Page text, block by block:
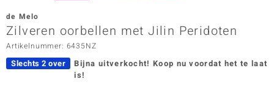
Vogue
in Italy
de Melo
Zilveren oorbellen met Jilin Peridoten
Artikelnummer: 6435NZ
Slechts 2 over Bijna uitverkocht! Koop nu voordat het te laat
is!